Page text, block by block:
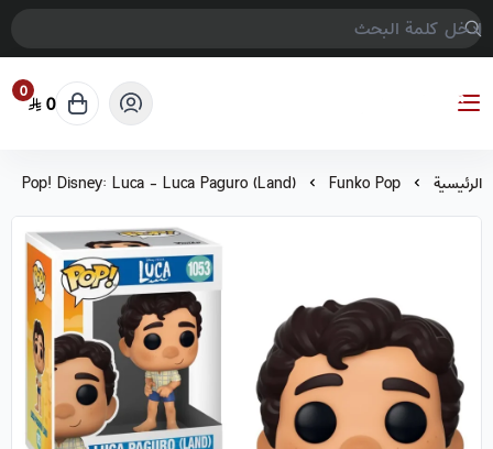
COMPTER GAMES
0 0
الرئيسية Funko Pop
Pop! Disney: Luca - Luca Paguro (Land)